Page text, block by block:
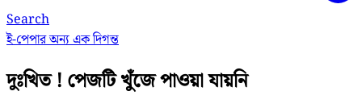
Search
ই-পেপারঅন্য এক দিগন্ত
দুঃখিত ! পেজটি খুঁজে পাওয়া যায়নি